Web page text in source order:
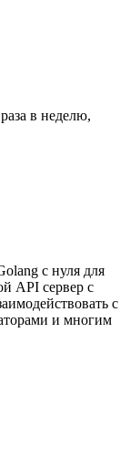
в неделю,
с нуля для
API сервер с
с
и многим